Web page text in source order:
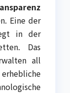
Eine der
in der
Das
all